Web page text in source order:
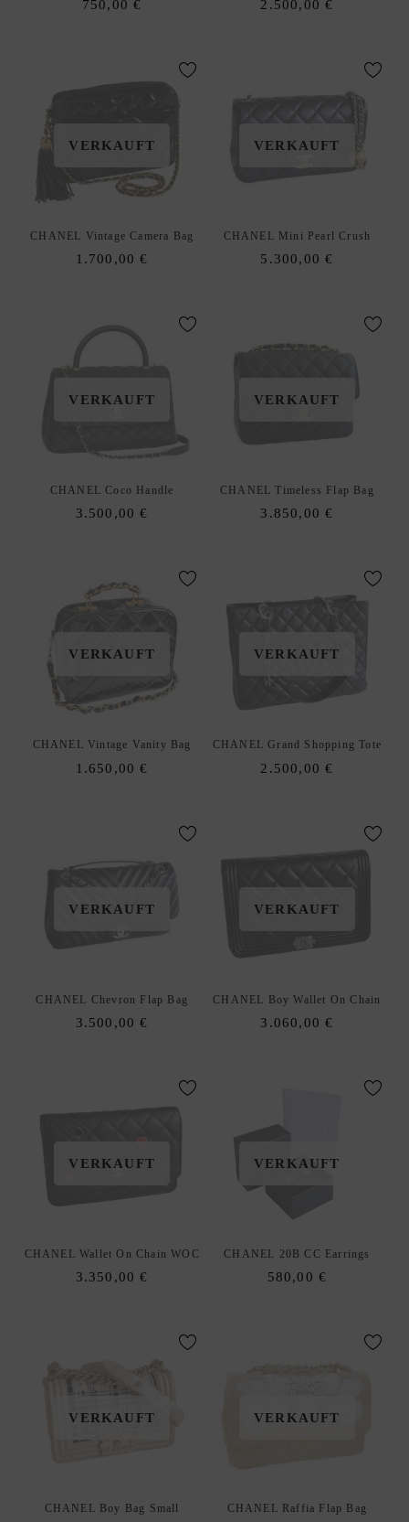
750,00€ 2.500,00€
VERKAUFT
CHANEL Vintage Camera Bag
1.700,00€
VERKAUFT
CHANEL Mini Pearl Crush
5.300,00€
VERKAUFT
CHANEL Coco Handle
3.500,00€
VERKAUFT
CHANEL Timeless Flap Bag
3.850,00€
VERKAUFT
CHANEL Vintage Vanity Bag
1.650,00€
VERKAUFT
CHANEL Grand Shopping Tote
2.500,00€
VERKAUFT
CHANEL Chevron Flap Bag
3.500,00€
VERKAUFT
CHANEL Boy Wallet On Chain
3.060,00€
VERKAUFT
CHANEL Wallet On Chain WOC
3.350,00€
VERKAUFT
CHANEL 20B CC Earrings
580,00 €
VERKAUFT
CHANEL Boy Bag Small
VERKAUFT
CHANEL Raffia Flap Bag